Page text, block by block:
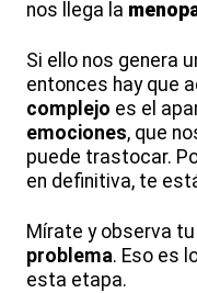
nos llega la
Si ello nos genera
entonces hay que
complejo es el
emociones, que
puede trastocar.
en definitiva, te
Mírate y observa tu
problema. Eso es
esta etapa.